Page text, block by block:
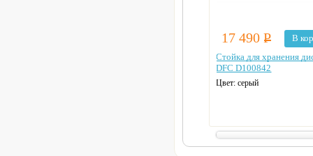
17 490Р
В
Стойка для хранения
DFC D100842
Цвет: серый